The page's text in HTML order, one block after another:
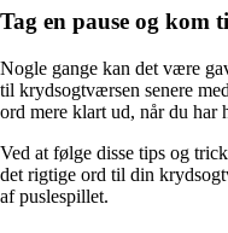
Tag en pause og kom
Nogle gange kan det være
til krydsogtværsen senere
ord mere klart ud, når du
Ved at følge disse tips og
det rigtige ord til din
af puslespillet.